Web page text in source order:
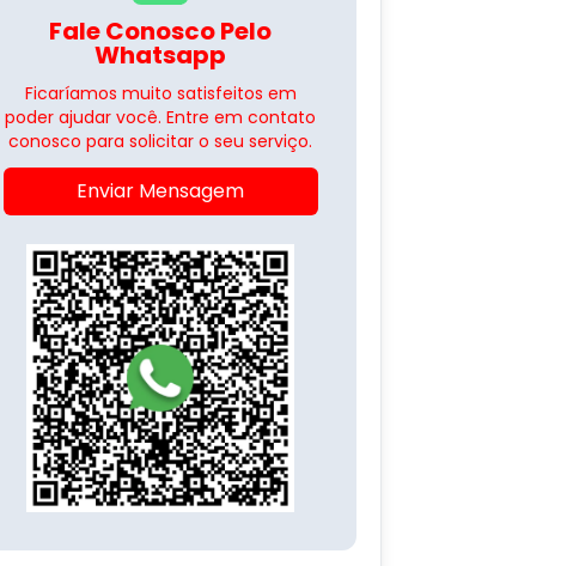
Fale Conosco Pelo
Whatsapp
Ficaríamos muito satisfeitos em
poder ajudar você. Entre em contato
conosco para solicitar o seu serviço.
Enviar Mensagem